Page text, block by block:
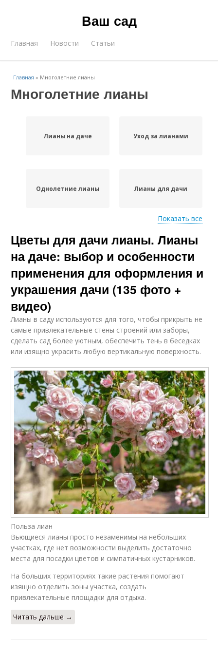
Ваш сад
Главная Новости Статьи
Главная » Многолетние лианы
Многолетние лианы
Лианы на даче Уход за лианами
Однолетние лианы Лианы для дачи
Красивоцветущие
лианы
Лианы для садового
участка
Многолетние
растения
Быстрорастущие
Лианы для сада Лианы для забора
Морозостойкие
лианы
Теневыносливые
лианы
Лианы в крыму Кухня в лиане
Красивая лиана Лианы в дизайне
Показать все
Цветы для дачи лианы. Лианы
на даче: выбор и особенности
применения для оформления и
украшения дачи (135 фото +
видео)
Лианы в саду используются для того, чтобы прикрыть не
самые привлекательные стены строений или заборы,
сделать сад более уютным, обеспечить тень в беседках
или изящно украсить любую вертикальную поверхность.
Польза лиан
Вьющиеся лианы просто незаменимы на небольших
участках, где нет возможности выделить достаточно
места для посадки цветов и симпатичных кустарников.
На больших территориях такие растения помогают
изящно отделить зоны участка, создать
привлекательные площадки для отдыха.
Читать дальше →